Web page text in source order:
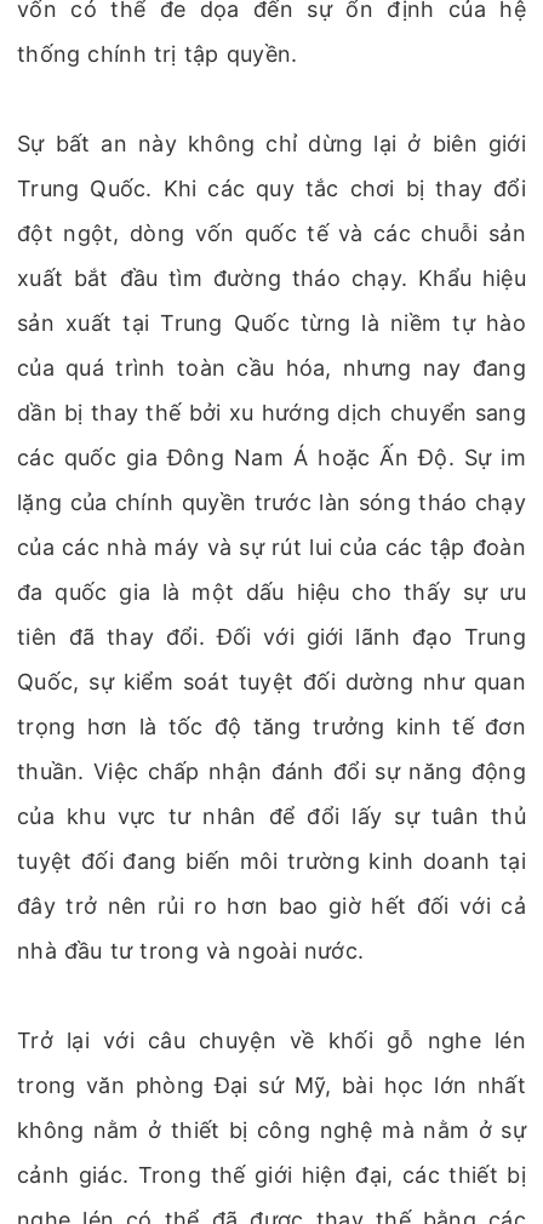
vốn có thể đe dọa đến sự ổn định của hệ
thống chính trị tập quyền.
Sự bất an này không chỉ dừng lại ở biên giới
Trung Quốc. Khi các quy tắc chơi bị thay đổi
đột ngột, dòng vốn quốc tế và các chuỗi sản
xuất bắt đầu tìm đường tháo chạy. Khẩu hiệu
sản xuất tại Trung Quốc từng là niềm tự hào
của quá trình toàn cầu hóa, nhưng nay đang
dần bị thay thế bởi xu hướng dịch chuyển sang
các quốc gia Đông Nam Á hoặc Ấn Độ. Sự im
lặng của chính quyền trước làn sóng tháo chạy
của các nhà máy và sự rút lui của các tập đoàn
đa quốc gia là một dấu hiệu cho thấy sự ưu
tiên đã thay đổi. Đối với giới lãnh đạo Trung
Quốc, sự kiểm soát tuyệt đối dường như quan
trọng hơn là tốc độ tăng trưởng kinh tế đơn
thuần. Việc chấp nhận đánh đổi sự năng động
của khu vực tư nhân để đổi lấy sự tuân thủ
tuyệt đối đang biến môi trường kinh doanh tại
đây trở nên rủi ro hơn bao giờ hết đối với cả
nhà đầu tư trong và ngoài nước.
Trở lại với câu chuyện về khối gỗ nghe lén
trong văn phòng Đại sứ Mỹ, bài học lớn nhất
không nằm ở thiết bị công nghệ mà nằm ở sự
cảnh giác. Trong thế giới hiện đại, các thiết bị